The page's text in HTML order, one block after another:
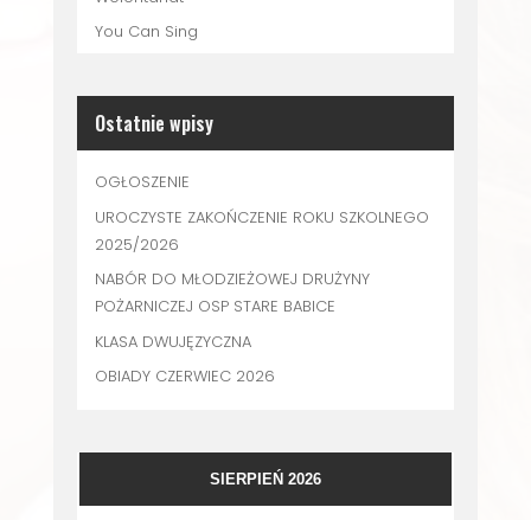
You Can Sing
Ostatnie wpisy
OGŁOSZENIE
UROCZYSTE ZAKOŃCZENIE ROKU SZKOLNEGO
2025/2026
NABÓR DO MŁODZIEŻOWEJ DRUŻYNY
POŻARNICZEJ OSP STARE BABICE
KLASA DWUJĘZYCZNA
OBIADY CZERWIEC 2026
SIERPIEŃ 2026